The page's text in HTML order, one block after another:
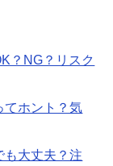
？NG？リスク
てホント？気
も大丈夫？注